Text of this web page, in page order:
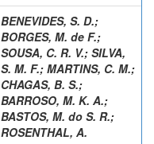
BENEVIDES, S. D.;
BORGES, M. de F.;
SOUSA, C. R. V.; SILVA,
S. M. F.; MARTINS, C. M.;
CHAGAS, B. S.;
BARROSO, M. K. A.;
BASTOS, M. do S. R.;
ROSENTHAL, A.